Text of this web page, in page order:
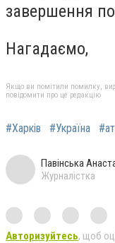
завершення
Нагадаємо,
Якщо ви помітили помилку,
повідомити про це редакцію
#Харків #Україна
Павінська
Журналістка
Авторизуйтесь, щоб